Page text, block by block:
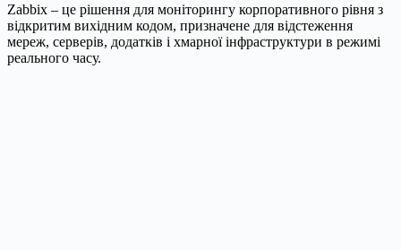
Zabbix – це рішення для моніторингу корпоративного рівня з
відкритим вихідним кодом, призначене для відстеження
мереж, серверів, додатків і хмарної інфраструктури в режимі
реального часу.